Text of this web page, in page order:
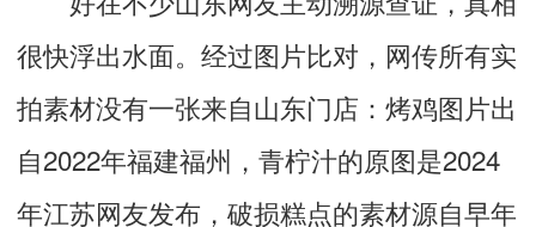
很快浮出水面。经过图片比对，网传所有实
拍素材没有一张来自山东门店：烤鸡图片出
自2022年福建福州，青柠汁的原图是2024
年江苏网友发布，破损糕点的素材源自早年